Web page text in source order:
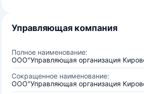
Управляющая компания
Полное наименование:
ООО"Управляющая организация
Сокращенное наименование:
ООО"Управляющая организация